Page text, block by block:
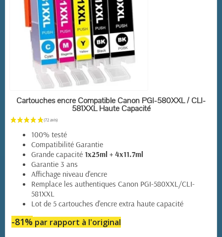
EN STOCK
Cartouches encre Compatible Canon PGI-580XXL / CLI-
581XXL Haute Capacité
100% testé
Compatibilité Garantie
Grande capacité 1x25ml + 4x11.7ml
Garantie 3 ans
Affichage niveau d'encre
Remplace les authentiques Canon PGI-580XXL/CLI-
581XXL
Lot de 5 cartouches d'encre extra haute capacité
-81% par rapport à l'original